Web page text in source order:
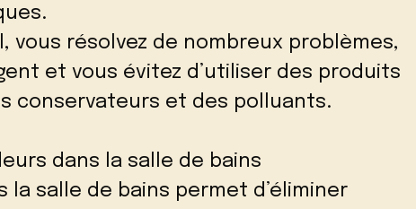
vous résolvez de nombreux problèmes,
et vous évitez d’utiliser des produits
conservateurs et des polluants.
dans la salle de bains
la salle de bains permet d’éliminer